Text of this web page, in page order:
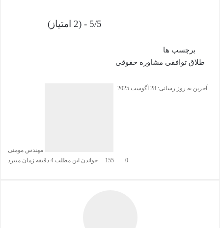
5/5 - (2 امتیاز)
برچسب ها
طلاق توافقی مشاوره حقوقی
مهندس مومنی
آخرین به روز رسانی: 28 آگوست 2025
0 خواندن این مطلب 4 دقیقه زمان میبرد